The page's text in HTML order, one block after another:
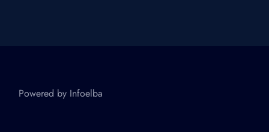
Powered by Infoelba